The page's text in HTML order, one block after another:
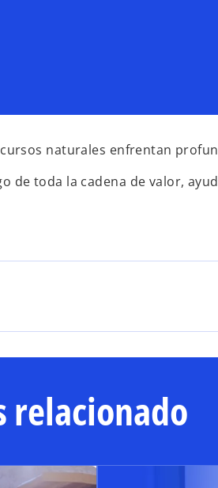
naturales enfrentan
de toda la cadena de valor,
relacionado